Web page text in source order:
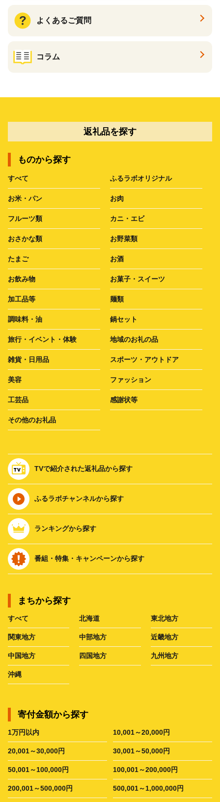
よくあるご質問
コラム
返礼品を探す
ものから探す
すべて ふるラボオリジナル
お米・パン お肉
フルーツ類 カニ・エビ
おさかな類 お野菜類
たまご お酒
お飲み物 お菓子・スイーツ
加工品等 麺類
調味料・油 鍋セット
旅行・イベント・体験 地域のお礼の品
雑貨・日用品 スポーツ・アウトドア
美容 ファッション
工芸品 感謝状等
その他のお礼品
TVで紹介された返礼品から探す
ふるラボチャンネルから探す
ランキングから探す
番組・特集・キャンペーンから探す
まちから探す
すべて 北海道 東北地方
関東地方 中部地方 近畿地方
中国地方 四国地方 九州地方
沖縄
寄付金額から探す
1万円以内 10,001～20,000円
20,001～30,000円 30,001～50,000円
50,001～100,000円 100,001～200,000円
200,001～500,000円 500,001～1,000,000円